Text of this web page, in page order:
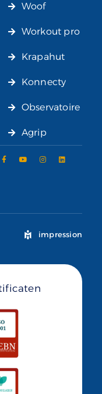
Woof
Workout pro
Krapahut
Konnecty
Observatoire
Agrip
impression